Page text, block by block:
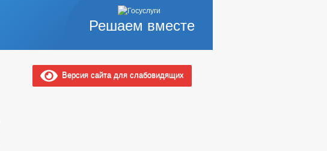
Решаем вместе
Версия сайта для слабовидящих